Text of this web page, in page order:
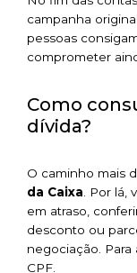
campanha
pessoas
comprometer
Como
dívida?
O caminho mais
da Caixa . Por
em atraso,
desconto ou
negociação. Para
CPF.